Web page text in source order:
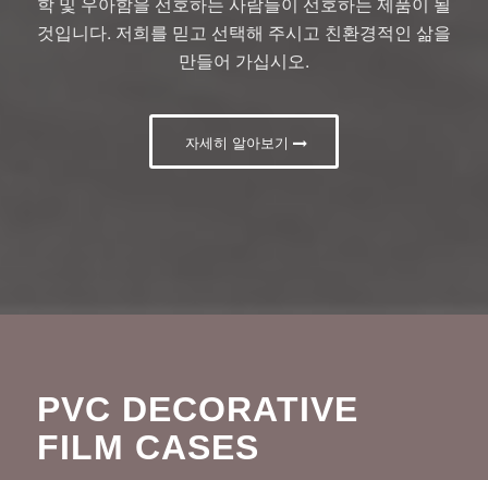
것입니다. 저희를 믿고 선택해 주시고 친환경적인 삶을
만들어 가십시오.
자세히 알아보기
PVC DECORATIVE
FILM CASES